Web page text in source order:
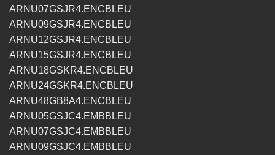
ARNU07GSJR4.ENCBLEU
ARNU09GSJR4.ENCBLEU
ARNU12GSJR4.ENCBLEU
ARNU15GSJR4.ENCBLEU
ARNU18GSKR4.ENCBLEU
ARNU24GSKR4.ENCBLEU
ARNU48GB8A4.ENCBLEU
ARNU05GSJC4.EMBBLEU
ARNU07GSJC4.EMBBLEU
ARNU09GSJC4.EMBBLEU